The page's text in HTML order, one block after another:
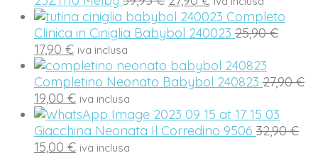
45,95 €.25,90 €.
prezzo
originale
39,95 €.
prezzo
attuale
27,90 €.
Completo
Clinica in Ciniglia Babybol 240023 25,90€Il
era:
17,90 €Il
prezzo
attuale
è:
17,90 €.
iva inclusa
Completino Neonato Babybol 240823 27,90€Il
19,00 €Il
prezzo
attuale
è:
iva inclusa
Giacchina Neonata Il Corredino 9506 32,90€Il
15,00 €Iliva inclusa